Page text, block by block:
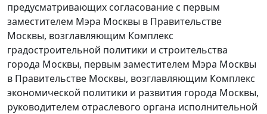
предусматривающих согласование с первым
заместителем Мэра Москвы в Правительстве
Москвы, возглавляющим Комплекс
градостроительной политики и строительства
города Москвы, первым заместителем Мэра Москвы
в Правительстве Москвы, возглавляющим Комплекс
экономической политики и развития города Москвы,
руководителем отраслевого органа исполнительной